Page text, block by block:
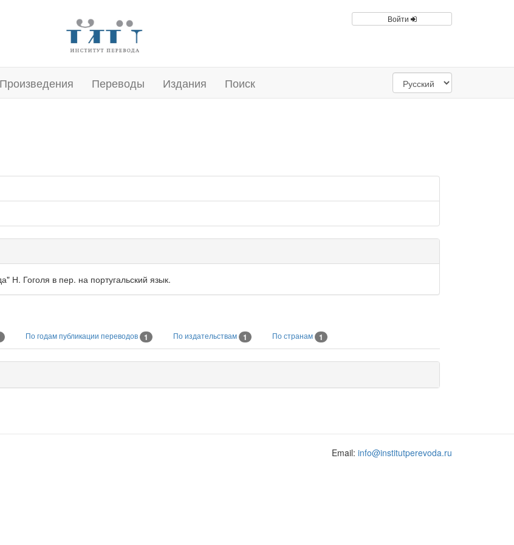
Войти
Произведения Переводы Издания Поиск
Н. Гоголя в пер. на португальский язык.
По годам публикации переводов 1 По издательствам 1 По странам 1
Email: info@institutperevoda.ru